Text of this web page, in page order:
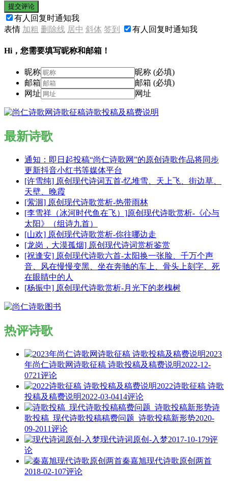
提交评论
有人回复时通知我
表情 加粗 删除线 居中 斜体 签到 有人回复时通知我
Hi，您需要填写昵称和邮箱！
昵称
昵称 (必填)
邮箱
邮箱 (必填)
网址
网址
最新诗歌
通知：即日起投稿“尚仁诗歌网”的原创诗歌作品将同步
更新抖音小红书等媒体平台
[许雪纯] 原创现代诗词五首-忆堆雪、天上飞、街边草、
天壁、晚霞
[萦洄] 原创现代诗歌赏析-热带雨林
[李雪祥（冰河时代鱼在飞）]原创现代诗歌赏析-《心与
太阳》（组诗九首）
[山欢] 原创现代诗歌赏析-你往哪边走
[龙岗，大漠孤烟] 原创现代诗词赏析鉴赏
[祝逢安] 原创现代诗歌六首-太阳换一张脸、千万个声
音、风在慢慢变黑、坐在奔驰的车上、骨头上刻字、死
在眼睛中的人
[杨振中] 原创现代诗歌赏析-月光下的老槐树
热评诗歌
2023
年尚仁诗歌网诗歌征稿 诗歌投稿及稿费说明2022-12-
0721评论
2022诗歌征稿 诗歌
投稿及稿费说明2022-03-0414评论
诗
歌投稿_现代诗歌投稿稿费问题_诗歌投稿新形势2020-
09-2011评论
现代诗词原创-入梦2017-10-179评
论
秦嘉旭现代诗歌原创两首
2018-02-107评论